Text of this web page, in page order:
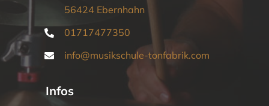
56424 Ebernhahn
01717477350
info@musikschule-tonfabrik.com
Infos